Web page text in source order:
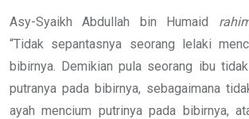
Asy-Syaikh Abdullah bin Humaid
“Tidak sepantasnya seorang lelaki
bibirnya. Demikian pula seorang ibu
putranya pada bibirnya, sebagaimana
ayah mencium putrinya pada bibirnya,